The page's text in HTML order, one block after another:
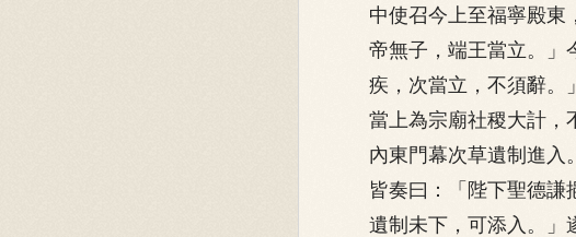
中使召今上至福寧殿東
帝無子，端王當立。」
疾，次當立，不須辭。
當上為宗廟社稷大計，
內東門幕次草遺制進入
皆奏曰：「陛下聖德謙
遺制未下，可添入。」